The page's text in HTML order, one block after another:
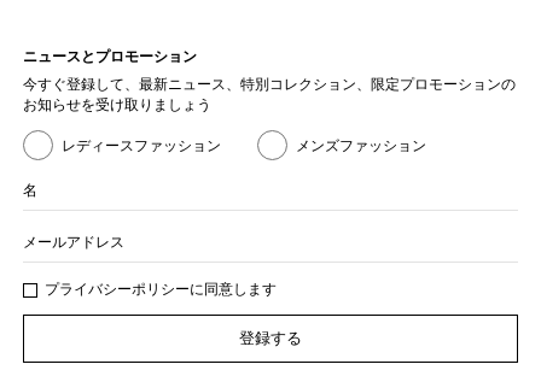
ニュースとプロモーション
今すぐ登録して、最新ニュース、特別コレクション、限定プロモーションの
お知らせを受け取りましょう
レディースファッション メンズファッション
名
メールアドレス
プライバシーポリシーに同意します
登録する